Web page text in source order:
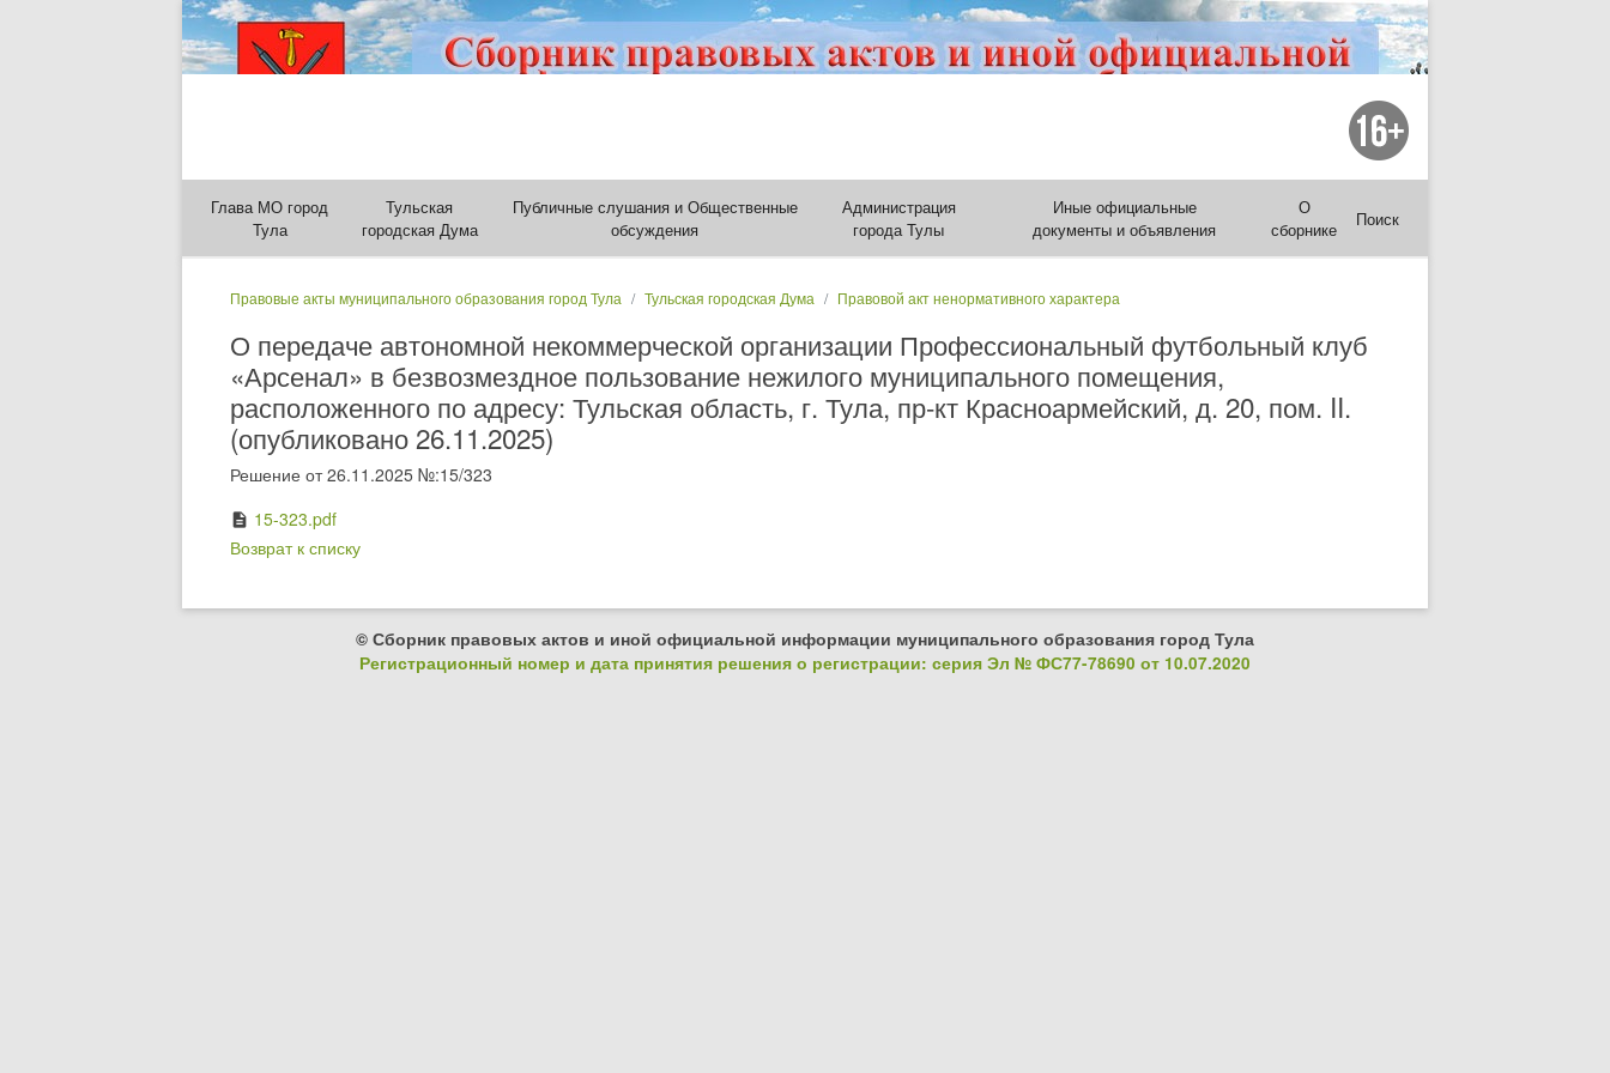
Глава МО город
Тула
Тульская
городская Дума
Публичные слушания и Общественные
обсуждения
Администрация
города Тулы
Иные официальные
документы и объявления
О
сборнике
Поиск
Правовые акты муниципального образования город Тула Тульская городская Дума Правовой акт ненормативного характера
О передаче автономной некоммерческой организации Профессиональный футбольный клуб
«Арсенал» в безвозмездное пользование нежилого муниципального помещения,
расположенного по адресу: Тульская область, г. Тула, пр-кт Красноармейский, д. 20, пом. II.
(опубликовано 26.11.2025)
Решение от 26.11.2025 №:15/323
description 15-323.pdf
Возврат к списку
© Сборник правовых актов и иной официальной информации муниципального образования город Тула
Регистрационный номер и дата принятия решения о регистрации: серия Эл № ФС77-78690 от 10.07.2020